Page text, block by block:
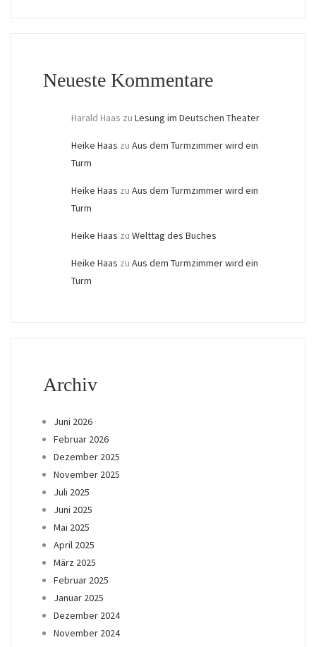
Neueste Kommentare
Harald Haas zu Lesung im Deutschen Theater
Heike Haas zu Aus dem Turmzimmer wird ein
Turm
Heike Haas zu Aus dem Turmzimmer wird ein
Turm
Heike Haas zu Welttag des Buches
Heike Haas zu Aus dem Turmzimmer wird ein
Turm
Archiv
Juni 2026
Februar 2026
Dezember 2025
November 2025
Juli 2025
Juni 2025
Mai 2025
April 2025
März 2025
Februar 2025
Januar 2025
Dezember 2024
November 2024